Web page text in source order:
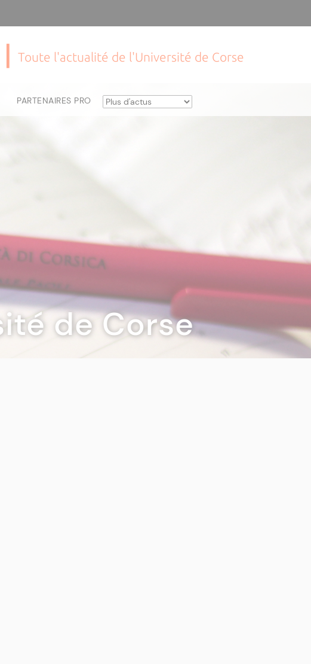
Toute l'actualité de l'Université de Corse
PARTENAIRES PRO
de Corse